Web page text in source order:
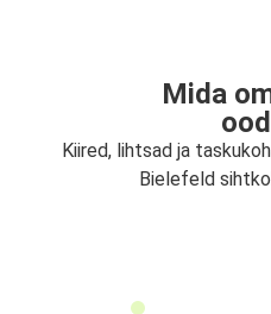
Mida
Kiired, lihtsad ja
Bielefeld